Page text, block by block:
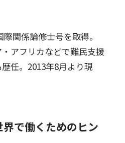
関係論修士号を取得。
アフリカなどで難民支援
任。2013年8月より現
で働くためのヒン